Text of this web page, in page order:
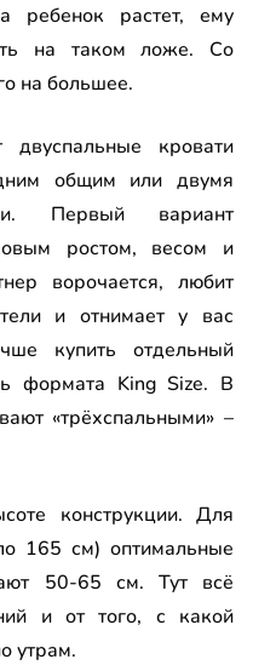
ребенок растет, ему
на таком ложе. Со
на большее.
кровати
общим или двумя
Первый вариант
ростом, весом и
ворочается, любит
и отнимает у вас
купить отдельный
формата King Size. В
«трёхспальными» –
конструкции. Для
165 см) оптимальные
50-65 см. Тут всё
и от того, с какой
утрам.